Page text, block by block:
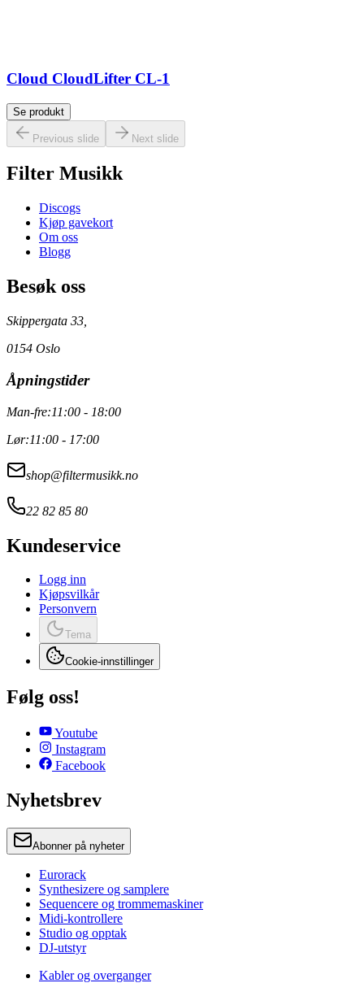
Cloud CloudLifter CL-1
Se produkt
Previous slide Next slide
Filter Musikk
Discogs
Kjøp gavekort
Om oss
Blogg
Besøk oss
Skippergata 33,
0154 Oslo
Åpningstider
Man-fre:11:00 - 18:00
Lør:11:00 - 17:00
shop@filtermusikk.no
22 82 85 80
Kundeservice
Logg inn
Kjøpsvilkår
Personvern
Tema
Cookie-innstillinger
Følg oss!
Youtube
Instagram
Facebook
Nyhetsbrev
Abonner på nyheter
Eurorack
Synthesizere og samplere
Sequencere og trommemaskiner
Midi-kontrollere
Studio og opptak
DJ-utstyr
Kabler og overganger